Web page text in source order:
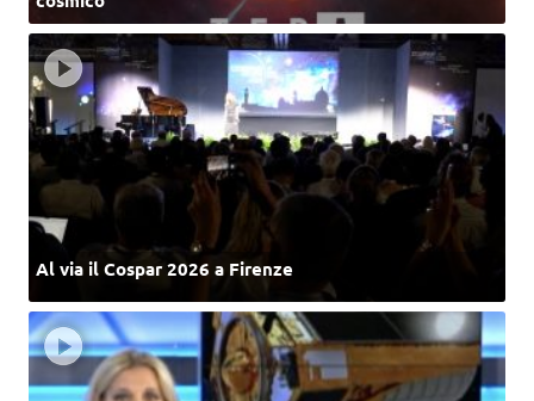
Al via il Cospar 2026 a Firenze